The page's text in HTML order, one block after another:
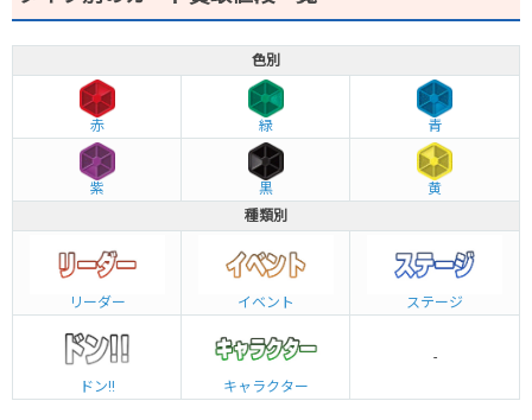
色別
赤 緑 青
紫 黒
黄
種類別
リーダー イベント ステージ
ドン!! キャラクター
-